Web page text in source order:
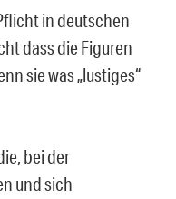
in deutschen
dass die Figuren
sie was „lustiges“
bei der
und sich